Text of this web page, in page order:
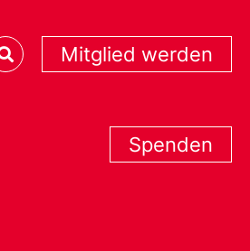
Mitglied werden
Spenden